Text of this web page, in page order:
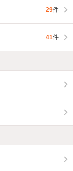
29件
41件